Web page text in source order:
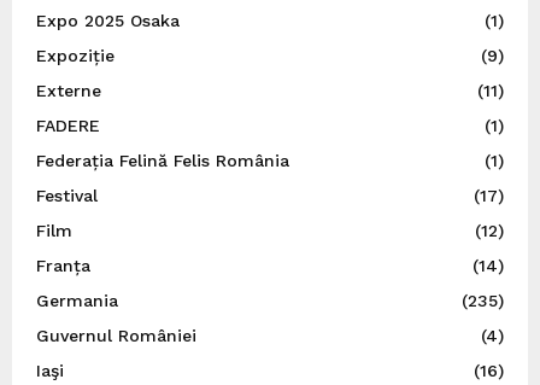
Expo 2025 Osaka
(1)
Expoziție
(9)
Externe
(11)
FADERE
(1)
Federația Felină Felis România
(1)
Festival
(17)
Film
(12)
Franța
(14)
Germania
(235)
Guvernul României
(4)
Iaşi
(16)